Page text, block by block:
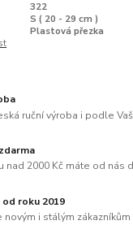
322
S ( 20 - 29 cm )
Plastová přezka
ruční výroba i podle
nad 2000 Kč máte od nás
od roku 2019
novým i stálým zákazníkům